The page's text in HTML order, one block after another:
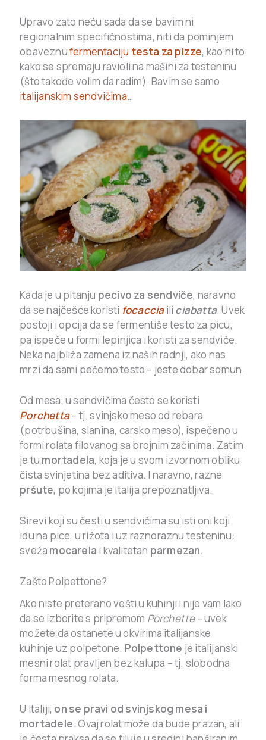
Upravo zato neću sada da se bavim ni
regionalnim specifičnostima, niti da pominjem
obaveznufermentaciju testa za pizze, kao ni to
kako se spremaju ravioli na mašini za testeninu
(što takođe volim da radim). Bavim se samo
italijanskim sendvičima…
Kada je u pitanju pecivo za sendviče, naravno
da se najčešće koristi focaccia ili ciabatta. Uvek
postoji i opcija da se fermentiše testo za picu,
pa ispeče u formi lepinjica i koristi za sendviče.
Neka najbliža zamena iz naših radnji, ako nas
mrzi da sami pečemo testo – jeste dobar somun.
Od mesa, u sendvičima često se koristi
Porchetta– tj. svinjsko meso od rebara
(potrbušina, slanina, carsko meso), ispečeno u
formi rolata filovanog sa brojnim začinima. Zatim
je tu mortadela, koja je u svom izvornom obliku
čista svinjetina bez aditiva. I naravno, razne
pršute, po kojima je Italija prepoznatljiva.
Sirevi koji su česti u sendvičima su isti oni koji
idu na pice, u rižota i uz raznoraznu testeninu:
sveža mocarela i kvalitetan parmezan.
Zašto Polpettone?
Ako niste preterano vešti u kuhinji i nije vam lako
da se izborite s pripremom Porchette– uvek
možete da ostanete u okvirima italijanske
kuhinje uz polpetone. Polpettone je italijanski
mesni rolat pravljen bez kalupa – tj. slobodna
forma mesnog rolata.
U Italiji, on se pravi od svinjskog mesa i
mortadele. Ovaj rolat može da bude prazan, ali